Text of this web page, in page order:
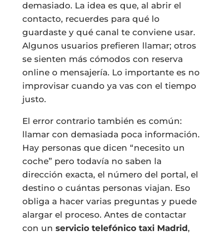
demasiado. La idea es que, al abrir el
contacto, recuerdes para qué lo
guardaste y qué canal te conviene usar.
Algunos usuarios prefieren llamar; otros
se sienten más cómodos con reserva
online o mensajería. Lo importante es no
improvisar cuando ya vas con el tiempo
justo.
El error contrario también es común:
llamar con demasiada poca información.
Hay personas que dicen “necesito un
coche” pero todavía no saben la
dirección exacta, el número del portal, el
destino o cuántas personas viajan. Eso
obliga a hacer varias preguntas y puede
alargar el proceso. Antes de contactar
con un servicio telefónico taxi Madrid,